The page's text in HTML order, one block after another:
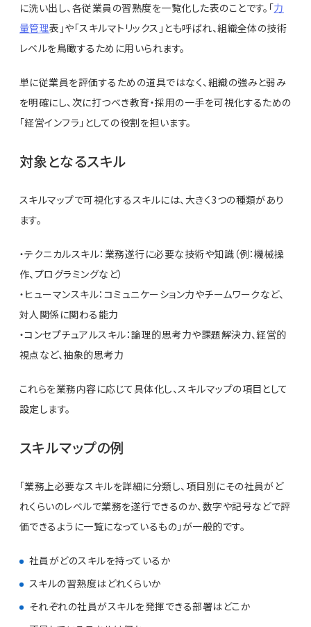
に洗い出し、各従業員の習熟度を一覧化した表のことです。「力
量管理表」や「スキルマトリックス」とも呼ばれ、組織全体の技術
レベルを鳥瞰するために用いられます。
単に従業員を評価するための道具ではなく、組織の強みと弱み
を明確にし、次に打つべき教育・採用の一手を可視化するための
「経営インフラ」としての役割を担います。
対象となるスキル
スキルマップで可視化するスキルには、大きく3つの種類があり
ます。
・テクニカルスキル：業務遂行に必要な技術や知識（例：機械操
作、プログラミングなど）
・ヒューマンスキル：コミュニケーション力やチームワークなど、
対人関係に関わる能力
・コンセプチュアルスキル：論理的思考力や課題解決力、経営的
視点など、抽象的思考力
これらを業務内容に応じて具体化し、スキルマップの項目として
設定します。
スキルマップの例
「業務上必要なスキルを詳細に分類し、項目別にその社員がど
れくらいのレベルで業務を遂行できるのか、数字や記号などで評
価できるように一覧になっているもの」が一般的です。
社員がどのスキルを持っているか
スキルの習熟度はどれくらいか
それぞれの社員がスキルを発揮できる部署はどこか